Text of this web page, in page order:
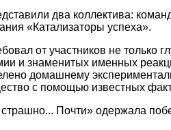
два коллектива:
«Катализаторы успеха».
от участников не только
и знаменитых именных
домашнему
с помощью известных
Почти» одержала